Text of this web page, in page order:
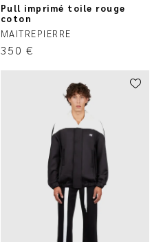
Pull imprimé toile rouge
coton
MAITREPIERRE
350 €